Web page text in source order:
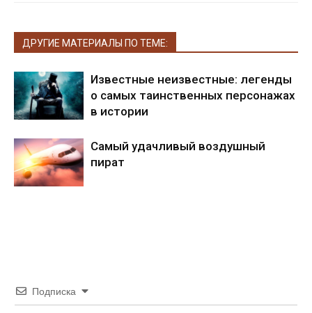
ДРУГИЕ МАТЕРИАЛЫ ПО ТЕМЕ:
Известные неизвестные: легенды
о самых таинственных персонажах
в истории
Самый удачливый воздушный
пират
Подписка